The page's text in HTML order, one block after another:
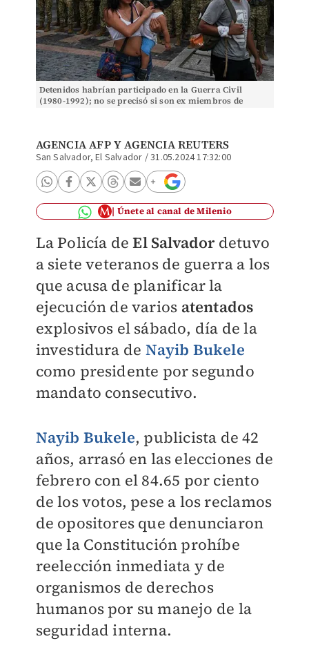
Detenidos habrían participado en la Guerra Civil
(1980-1992); no se precisó si son ex miembros de
AGENCIA AFP YAGENCIA REUTERS
San Salvador, El Salvador /31.05.2024 17:32:00
Únete al canal de Milenio
La Policía deEl Salvadordetuvo
a siete veteranos de guerra a los
que acusa de planificar la
ejecución de varios atentados
explosivos el sábado, día de la
investidura de Nayib Bukele
como presidente por segundo
mandato consecutivo.
Nayib Bukele, publicista de 42
años, arrasó en las elecciones de
febrero con el 84.65 por ciento
de los votos, pese a los reclamos
de opositores que denunciaron
que la Constitución prohíbe
reelección inmediata y de
organismos de derechos
humanos por su manejo de la
seguridad interna.